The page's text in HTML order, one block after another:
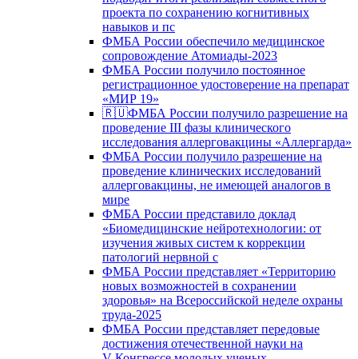
проекта по сохранению когнитивных
навыков и пс
ФМБА России обеспечило медицинское
сопровождение Атомиады-2023
ФМБА России получило постоянное
регистрационное удостоверение на препарат
«МИР 19»
🇷🇺ФМБА России получило разрешение на
проведение III фазы клинического
исследования аллерговакцины «Аллергарда»
ФМБА России получило разрешение на
проведение клинических исследований
аллерговакцины, не имеющей аналогов в
мире
ФМБА России представило доклад
«Биомедицинские нейротехнологии: от
изучения живых систем к коррекции
патологий нервной с
ФМБА России представляет «Территорию
новых возможностей в сохранении
здоровья» на Всероссийской неделе охраны
труда-2025
ФМБА России представляет передовые
достижения отечественной науки на